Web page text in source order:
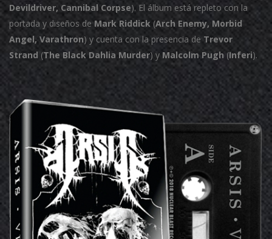
Devildriver, Cannibal Corpse). El álbum está repleto con la
portada y diseños de Mark Riddick (Arch Enemy, Morbid
Angel, Varathron) y cuenta con la presencia de Trevor
Strand (The Black Dahlia Murder) y Malcolm Pugh (Inferi).